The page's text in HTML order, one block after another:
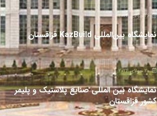
26 جولای 2024
نمایشگاه بین‌المللی KazBuild قزاقستان
20 جولای 2024
نمایشگاه بین المللی صنایع پلاستیک و پلیمر
کشور قزاقستان